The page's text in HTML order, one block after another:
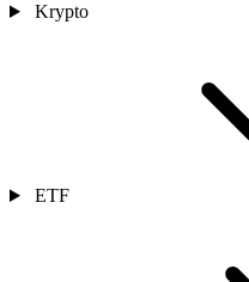
Krypto
ETF